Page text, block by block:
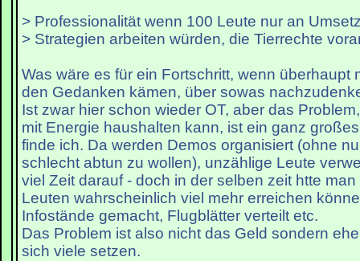
> Professionalität wenn 100 Leute nur an
> Strategien arbeiten würden, die Tierrechte
Was wäre es für ein Fortschritt, wenn überhaupt
den Gedanken kämen, über sowas
Ist zwar hier schon wieder OT, aber das
mit Energie haushalten kann, ist ein ganz
finde ich. Da werden Demos organisiert (ohne
schlecht abtun zu wollen), unzählige Leute
viel Zeit darauf - doch in der selben zeit htte
Leuten wahrscheinlich viel mehr erreichen
Infostände gemacht, Flugblätter verteilt etc.
Das Problem ist also nicht das Geld sondern
sich viele setzen.